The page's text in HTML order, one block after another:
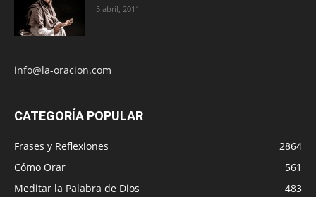
5 abril, 2011
info@la-oracion.com
CATEGORÍA POPULAR
Frases y Reflexiones
2864
Cómo Orar
561
Meditar la Palabra de Dios
483